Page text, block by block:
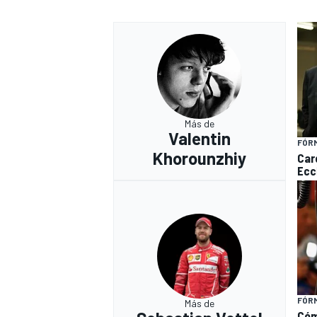
Más de
Valentin
Khorounzhiy
Más de